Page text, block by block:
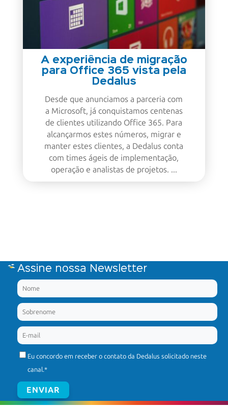
A experiência de migração
para Office 365 vista pela
Dedalus
Desde que anunciamos a parceria com
a Microsoft, já conquistamos centenas
de clientes utilizando Office 365. Para
alcançarmos estes números, migrar e
manter estes clientes, a Dedalus conta
com times ágeis de implementação,
operação e analistas de projetos. ...
Assine nossa Newsletter
Eu concordo em receber o contato da Dedalus solicitado neste
canal.*